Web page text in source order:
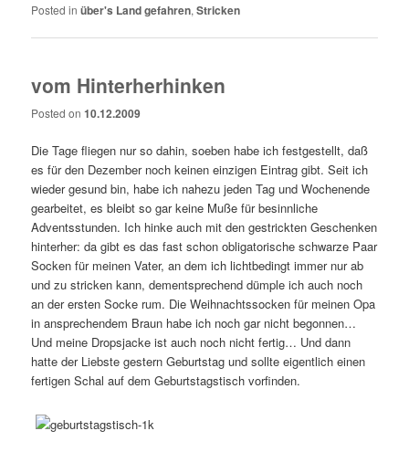
Posted in über's Land gefahren,Stricken
vom Hinterherhinken
Posted on10.12.2009
Die Tage fliegen nur so dahin, soeben habe ich festgestellt, daß
es für den Dezember noch keinen einzigen Eintrag gibt. Seit ich
wieder gesund bin, habe ich nahezu jeden Tag und Wochenende
gearbeitet, es bleibt so gar keine Muße für besinnliche
Adventsstunden. Ich hinke auch mit den gestrickten Geschenken
hinterher: da gibt es das fast schon obligatorische schwarze Paar
Socken für meinen Vater, an dem ich lichtbedingt immer nur ab
und zu stricken kann, dementsprechend dümple ich auch noch
an der ersten Socke rum. Die Weihnachtssocken für meinen Opa
in ansprechendem Braun habe ich noch gar nicht begonnen…
Und meine Dropsjacke ist auch noch nicht fertig… Und dann
hatte der Liebste gestern Geburtstag und sollte eigentlich einen
fertigen Schal auf dem Geburtstagstisch vorfinden.